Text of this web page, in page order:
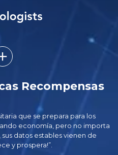
Recompensas
que se prepara para los
economía, pero no importa
datos estables vienen de
y prospera!”.